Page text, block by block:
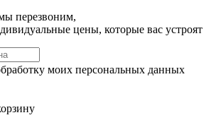
перезвоним,
цены, которые вас устроят
моих персональных данных